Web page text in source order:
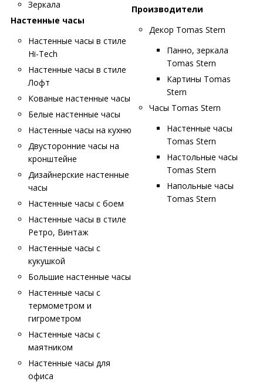
Зеркала
Настенные часы
Настенные часы в стиле
Hi-Tech
Настенные часы в стиле
Лофт
Кованые настенные часы
Белые настенные часы
Настенные часы на кухню
Двусторонние часы на
кронштейне
Дизайнерские настенные
часы
Настенные часы с боем
Настенные часы в стиле
Ретро, Винтаж
Настенные часы с
кукушкой
Большие настенные часы
Настенные часы с
термометром и
гигрометром
Настенные часы с
маятником
Настенные часы для
офиса
Производители
Декор Tomas Stern
Панно, зеркала
Tomas Stern
Картины Tomas
Stern
Часы Tomas Stern
Настенные часы
Tomas Stern
Настольные часы
Tomas Stern
Напольные часы
Tomas Stern